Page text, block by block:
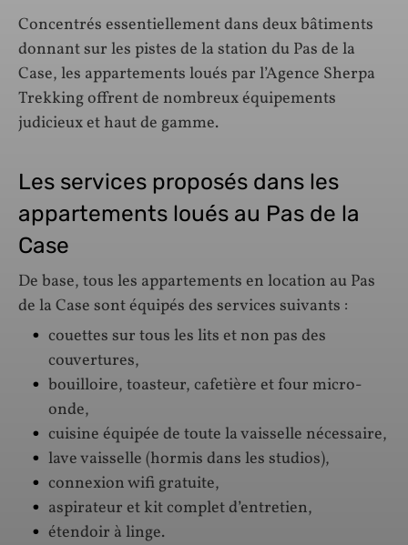
Concentrés essentiellement dans deux bâtiments
donnant sur les pistes de la station du Pas de la
Case, les appartements loués par l’Agence Sherpa
Trekking offrent de nombreux équipements
judicieux et haut de gamme.
Les services proposés dans les
appartements loués au Pas de la
Case
De base, tous les appartements en location au Pas
de la Case sont équipés des services suivants :
couettes sur tous les lits et non pas des
couvertures,
bouilloire, toasteur, cafetière et four micro-
onde,
cuisine équipée de toute la vaisselle nécessaire,
lave vaisselle (hormis dans les studios),
connexion wifi gratuite,
aspirateur et kit complet d’entretien,
étendoir à linge.